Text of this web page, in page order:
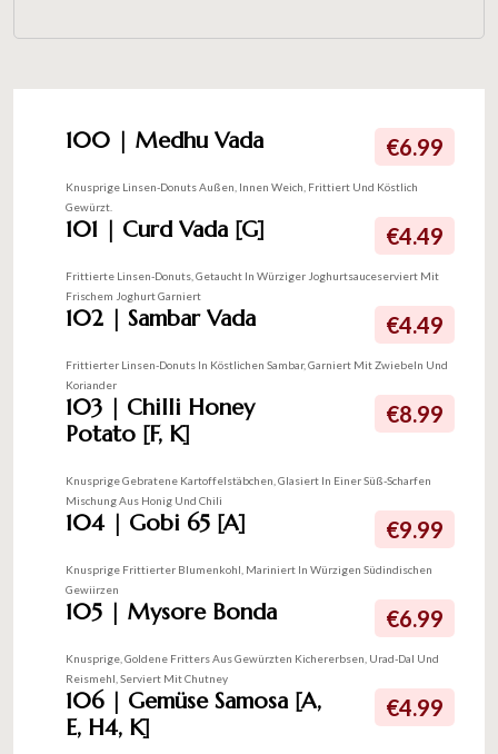
100 | Medhu Vada €6.99
Knusprige Linsen-Donuts Außen, Innen Weich, Frittiert Und Köstlich
Gewürzt.
101 | Curd Vada [G] €4.49
Frittierte Linsen-Donuts, Getaucht In Würziger Joghurtsauceserviert Mit
Frischem Joghurt Garniert
102 | Sambar Vada €4.49
Frittierter Linsen-Donuts In Köstlichen Sambar, Garniert Mit Zwiebeln Und
Koriander
103 | Chilli Honey
Potato [F, K]
€8.99
Knusprige Gebratene Kartoffelstäbchen, Glasiert In Einer Süß-Scharfen
Mischung Aus Honig Und Chili
104 | Gobi 65 [A] €9.99
Knusprige Frittierter Blumenkohl, Mariniert In Würzigen Südindischen
Gewiirzen
105 | Mysore Bonda €6.99
Knusprige, Goldene Fritters Aus Gewürzten Kichererbsen, Urad-Dal Und
Reismehl, Serviert Mit Chutney
106 | Gemüse Samosa [A,
E, H4, K]
€4.99